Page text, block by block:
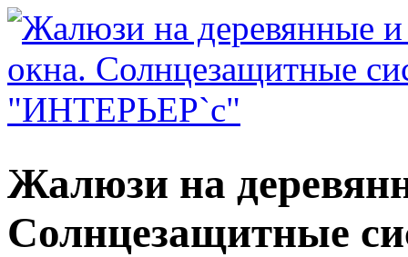
Жалюзи на
Солнцезащитные